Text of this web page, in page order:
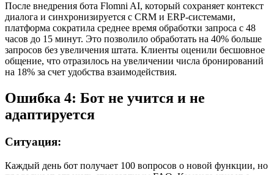
После внедрения бота Flomni AI, который сохраняет контекст
диалога и синхронизируется с CRM и ERP-системами,
платформа сократила среднее время обработки запроса с 48
часов до 15 минут. Это позволило обработать на 40% больше
запросов без увеличения штата. Клиенты оценили бесшовное
общение, что отразилось на увеличении числа бронирований
на 18% за счет удобства взаимодействия.
Ошибка 4: Бот не учится и не
адаптируется
Ситуация:
Каждый день бот получает 100 вопросов о новой функции, но